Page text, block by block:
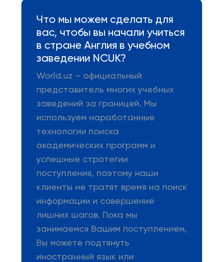
Что мы можем сделать для
вас, чтобы вы начали учиться
в стране Англия в учебном
заведении NCUK?
World.uz – официальный
представитель многих учебных
заведений за границей. Мы
используем наработанные
технологии поиска
академических программ и
успешные стратегии
поступления, поэтому наши
клиенты не тратят время на поиск
информации и совершение
лишних шагов. Пока мы
занимаемся Вашим поступлением,
Вы можете подтянуть
иностранный язык или